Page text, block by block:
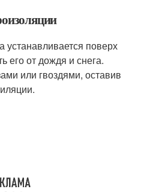
устанавливается поверх
его от дождя и снега.
или гвоздями, оставив